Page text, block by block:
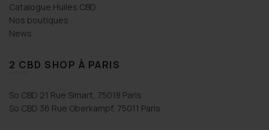
Catalogue Huiles CBD
Nos boutiques
News
2 CBD SHOP À PARIS
So CBD 21 Rue Simart, 75018 Paris
So CBD 36 Rue Oberkampf, 75011 Paris